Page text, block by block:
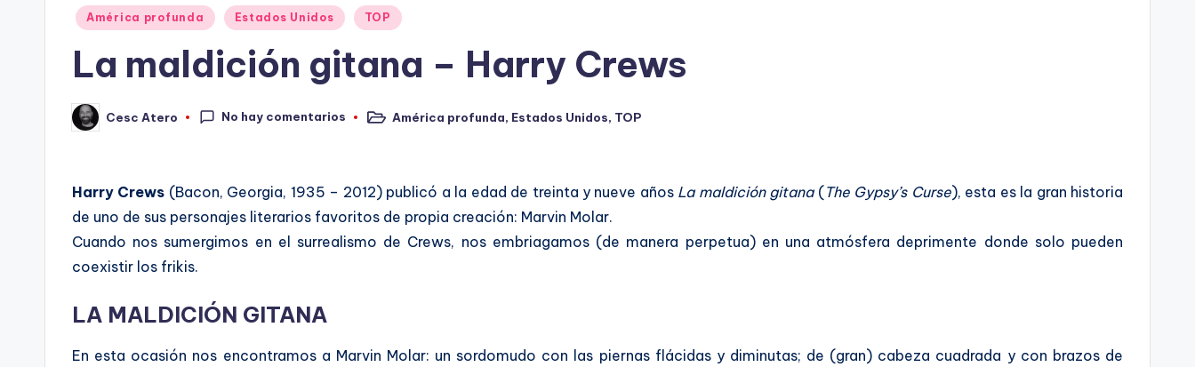
Publicado
América profunda Estados Unidos TOP
La maldición gitana – Harry Crews
Publicado
por
Cesc Atero No hay comentarios
Publicado
América profunda, Estados Unidos, TOP
Harry Crews (Bacon, Georgia, 1935 – 2012) publicó a la edad de treinta y nueve años La maldición gitana(The Gypsy’s Curse), esta es la gran historia
de uno de sus personajes literarios favoritos de propia creación: Marvin Molar.
Cuando nos sumergimos en el surrealismo de Crews, nos embriagamos (de manera perpetua) en una atmósfera deprimente donde solo pueden
coexistir los frikis.
LA MALDICIÓN GITANA
En esta ocasión nos encontramos a Marvin Molar: un sordomudo con las piernas flácidas y diminutas; de (gran) cabeza cuadrada y con brazos de